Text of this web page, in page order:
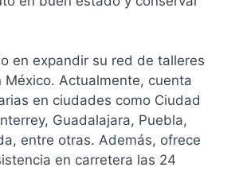
en expandir su red de talleres
México. Actualmente, cuenta
en ciudades como Ciudad
Guadalajara, Puebla,
entre otras. Además, ofrece
en carretera las 24